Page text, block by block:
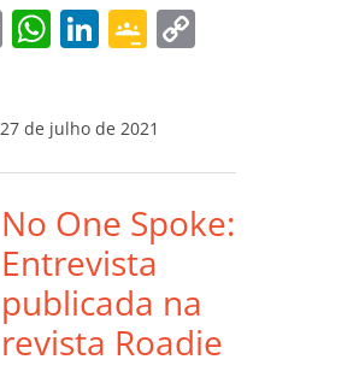
E
l
W
s
A
p
p
Li
e
dI
n
G
gl
e
Cl
a
ss
ro
Li
n
27 de julho de 2021
No One Spoke:
Entrevista
publicada na
revista Roadie